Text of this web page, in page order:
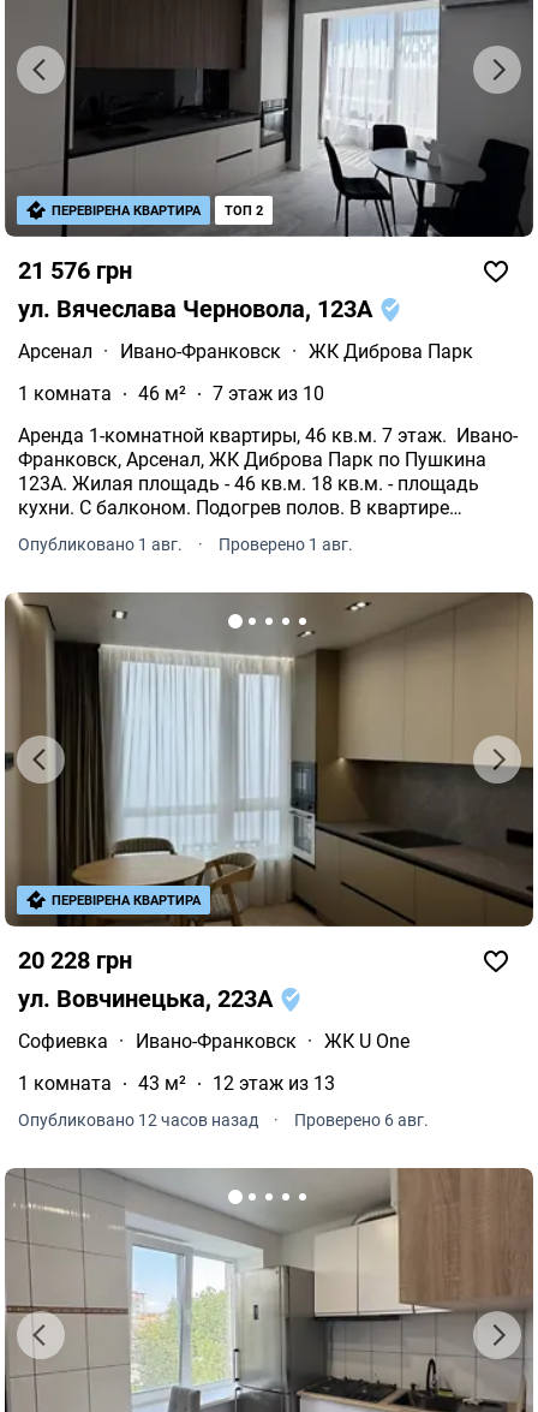
21 576 грн
ул. Вячеслава Черновола, 123А
Арсенал · Ивано-Франковск · ЖК Диброва Парк
1 комната
46 м²
7 этаж из 10
Аренда 1-комнатной квартиры, 46 кв.м. 7 этаж. Ивано-
Франковск, Арсенал, ЖК Диброва Парк по Пушкина
123А. Жилая площадь - 46 кв.м. 18 кв.м. - площадь
кухни. С балконом. Подогрев полов. В квартире
панорамные окна. Индивидуальные счетчики на газ,
воду. В квартире Wi-Fi.
Опубликовано 1 авг. · Проверено 1 авг.
ПЕРЕВІРЕНА КВАРТИРА ТОП 2
20 228 грн
ул. Вовчинецька, 223А
Софиевка · Ивано-Франковск · ЖК U One
1 комната
43 м² 12 этаж из 13
Опубликовано 12 часов назад · Проверено 6 авг.
ПЕРЕВІРЕНА КВАРТИРА